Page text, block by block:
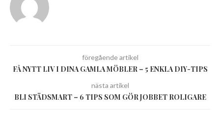
föregående artikel
FÅ NYTT LIV I DINA GAMLA MÖBLER – 5 ENKLA DIY-TIPS
nästa artikel
BLI STÄDSMART – 6 TIPS SOM GÖR JOBBET ROLIGARE